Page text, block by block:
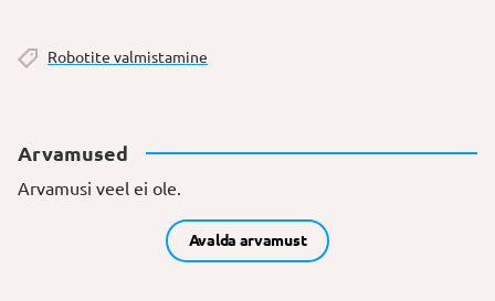
Robotite valmistamine
Arvamused
Arvamusi veel ei ole.
Avalda arvamust